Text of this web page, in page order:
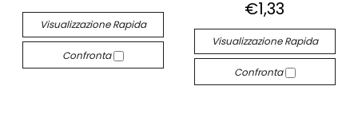
Visualizzazione Rapida
Confronta
€1,33
Visualizzazione Rapida
Confronta